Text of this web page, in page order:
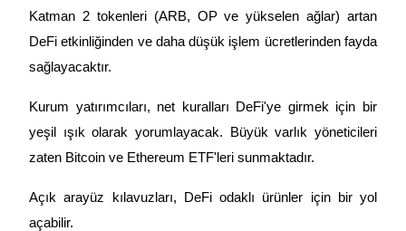
Daha Fazla Etkinlik
Ödüller ve özel hediyeler kazanın
Ödül Merkezi
Giriş yapÜye ol
Katman 2 tokenleri (ARB, OP ve yükselen ağlar) artan
DeFi etkinliğinden ve daha düşük işlem ücretlerinden fayda
sağlayacaktır.
Kurum yatırımcıları, net kuralları DeFi'ye girmek için bir
yeşil ışık olarak yorumlayacak. Büyük varlık yöneticileri
zaten Bitcoin ve Ethereum ETF'leri sunmaktadır.
Açık arayüz kılavuzları, DeFi odaklı ürünler için bir yol
açabilir.